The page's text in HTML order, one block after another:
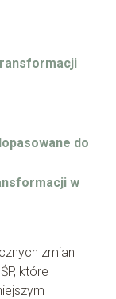
do
w
zmian
które